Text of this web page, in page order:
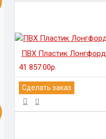
ПВХ Пластик Лонгфорд
41 857.00р.
Сделать заказ